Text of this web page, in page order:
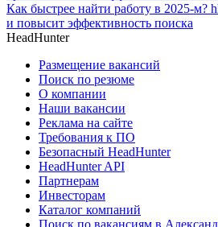
Как быстрее найти работу в 2025-м?
и повысит эффективность поиска
HeadHunter
Размещение вакансий
Поиск по резюме
О компании
Наши вакансии
Реклама на сайте
Требования к ПО
Безопасный HeadHunter
HeadHunter API
Партнерам
Инвесторам
Каталог компаний
Поиск по вакансиям в